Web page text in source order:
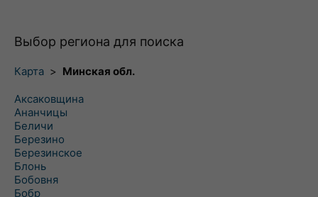
Выбор региона для поиска
Карта > Минская обл.
Аксаковщина
Ананчицы
Беличи
Березино
Березинское
Блонь
Бобовня
Бобр